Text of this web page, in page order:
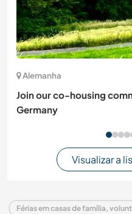
Alemanha
Join our co-housing
Germany
Visualizar a
Férias em casas de família,